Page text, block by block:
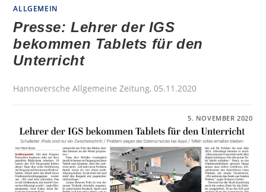
ALLGEMEIN
Presse: Lehrer der IGS
bekommen Tablets für den
Unterricht
Hannoversche Allgemeine Zeitung, 05.11.2020
LEHRER
DER
IGS
BEKOMMEN
TABLETS
FÜR
DEN
UNTERRICHT
5. NOVEMBER 2020